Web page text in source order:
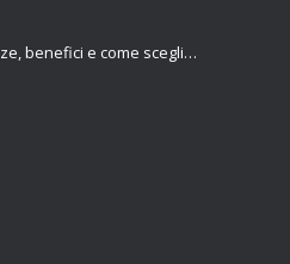
Botox o filler: differenze, benefici e come scegliere il trattamento più adatto